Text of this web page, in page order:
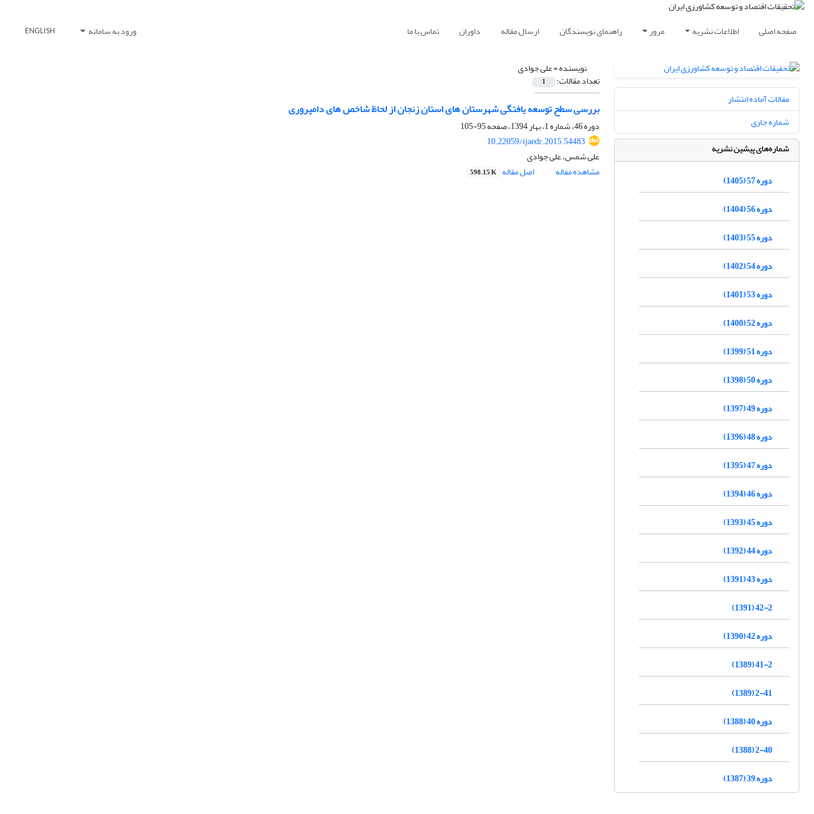
صفحه اصلی اطلاعات نشریه مرور راهنمای نویسندگان ارسال مقاله داوران تماس با ما ورود به سامانه ENGLISH
نویسنده =علی جوادی
تعداد مقالات: 1
بررسی سطح توسعه یافتگی شهرستان های استان زنجان از لحاظ شاخص های دامپروری
دوره 46، شماره 1، بهار 1394، صفحه
95-105
10.22059/ijaedr.2015.54483
علی شمس، علی جوادی
مشاهده مقاله
اصل مقاله 598.15 K
مقالات آماده انتشار
شماره جاری
شماره‌های پیشین نشریه
دوره 57 (1405)
دوره 56 (1404)
دوره 55 (1403)
دوره 54 (1402)
دوره 53 (1401)
دوره 52 (1400)
دوره 51 (1399)
دوره 50 (1398)
دوره 49 (1397)
دوره 48 (1396)
دوره 47 (1395)
دوره 46 (1394)
دوره 45 (1393)
دوره 44 (1392)
دوره 43 (1391)
42-2 (1391)
دوره 42 (1390)
41-2 (1389)
2-41 (1389)
دوره 40 (1388)
2-40 (1388)
دوره 39 (1387)